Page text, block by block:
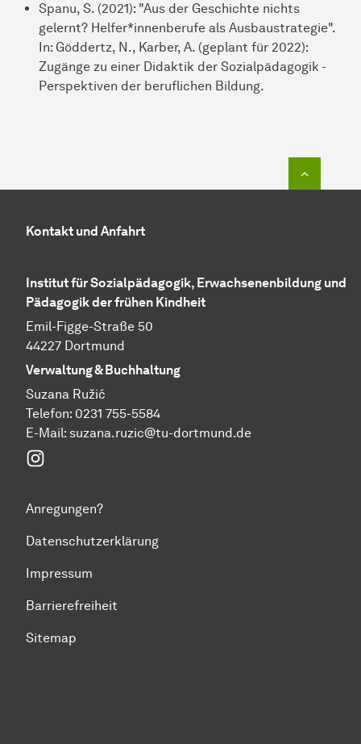
Spanu, S. (2021): "Aus der Geschichte nichts
gelernt? Helfer*innenberufe als Ausbaustrategie".
In: Göddertz, N., Karber, A. (geplant für 2022):
Zugänge zu einer Didaktik der Sozialpädagogik -
Perspektiven der beruflichen Bildung.
Kontakt und Anfahrt
Institut für Sozialpädagogik, Erwachsenenbildung und
Pädagogik der frühen Kindheit
Emil-Figge-Straße 50
44227 Dortmund
Verwaltung & Buchhaltung
Suzana Ružić
Telefon: 0231 755-5584
E-Mail: suzana.ruzic@tu-dortmund.de
Anregungen?
Datenschutzerklärung
Impressum
Barrierefreiheit
Sitemap